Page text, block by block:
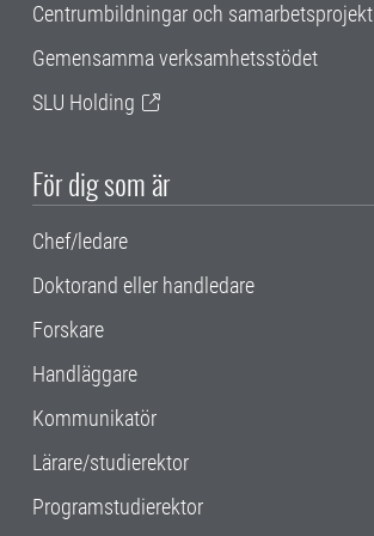
Centrumbildningar och samarbetsprojekt
Gemensamma verksamhetsstödet
SLU Holding
För dig som är
Chef/ledare
Doktorand eller handledare
Forskare
Handläggare
Kommunikatör
Lärare/studierektor
Programstudierektor